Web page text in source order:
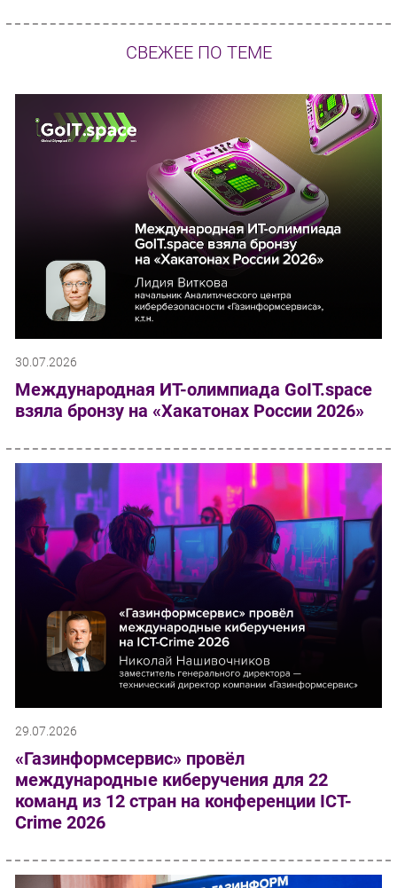
СВЕЖЕЕ ПО ТЕМЕ
30.07.2026
Международная ИТ-олимпиада GoIT.space
взяла бронзу на «Хакатонах России 2026»
29.07.2026
«Газинформсервис» провёл
международные киберучения для 22
команд из 12 стран на конференции ICT-
Crime 2026